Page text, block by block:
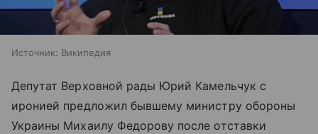
Источник: Википедия
Депутат Верховной рады Юрий Камельчук с
иронией предложил бывшему министру обороны
Украины Михаилу Федорову после отставки